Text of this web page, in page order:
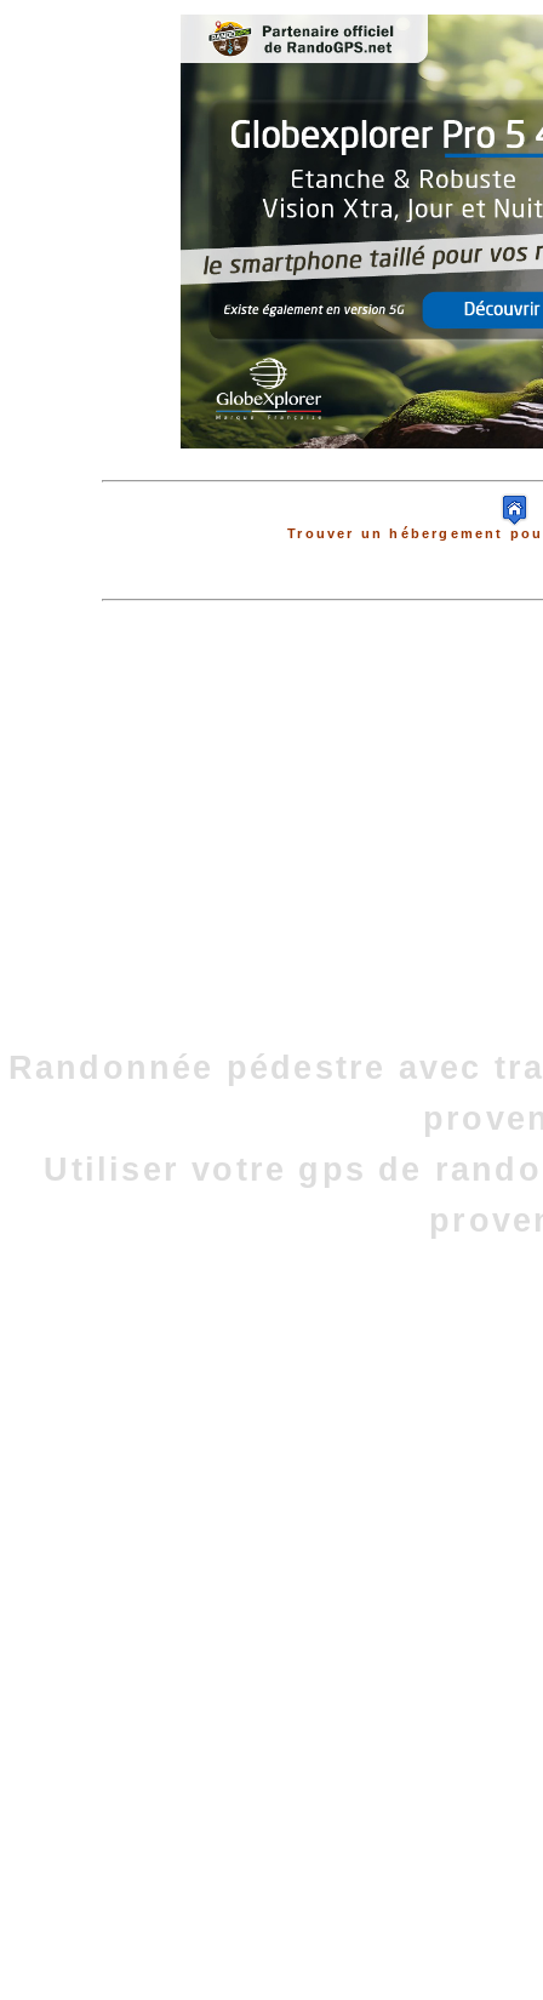
Trouver un hébergement
Randonnée pédestre avec
Utiliser votre gps de